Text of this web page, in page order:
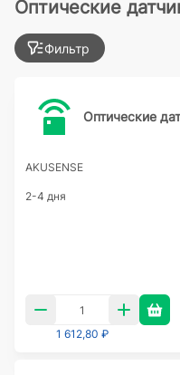
Оптические
Фильтр
Оптические
AKUSENSE
2-4 дня
1 612,80 ₽